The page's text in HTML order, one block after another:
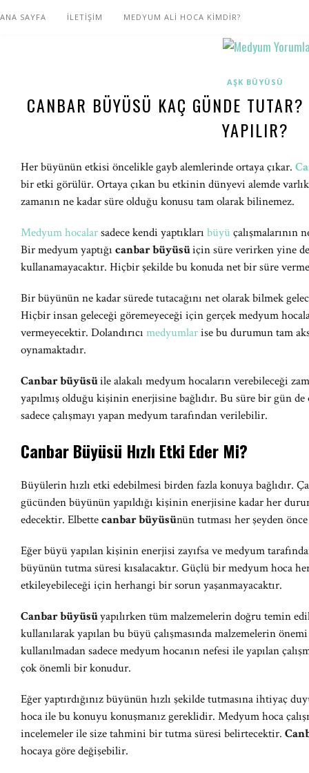
ANA SAYFA İLETİŞİM MEDYUM ALİ HOCA KİMDİR?
AŞK BÜYÜSÜ
CANBAR BÜYÜSÜ KAÇ GÜNDE
YAPILIR?
Her büyünün etkisi öncelikle gayb alemlerinde ortaya çıkar.
bir etki görülür. Ortaya çıkan bu etkinin dünyevi alemde
zamanın ne kadar süre olduğu konusu tam olarak bilinemez.
Medyum hocalarsadece kendi yaptıkları büyü çalışmalarının
Bir medyum yaptığı canbar büyüsüiçin süre verirken yine
kullanamayacaktır. Hiçbir şekilde bu konuda net bir süre
Bir büyünün ne kadar sürede tutacağını net olarak bilmek
Hiçbir insan geleceği göremeyeceği için gerçek medyum
vermeyecektir. Dolandırıcı medyumlarise bu durumun tam
oynamaktadır.
Canbar büyüsüile alakalı medyum hocaların verebileceği
yapılmış olduğu kişinin enerjisine bağlıdır. Bu süre bir gün
sadece çalışmayı yapan medyum tarafından verilebilir.
Canbar Büyüsü Hızlı Etki Eder Mi?
Büyülerin hızlı etki edebilmesi birden fazla konuya bağlıdır.
gücünden büyünün yapıldığı kişinin enerjisine kadar her
edecektir. Elbettecanbar büyüsünün tutması her şeyden
Eğer büyü yapılan kişinin enerjisi zayıfsa ve medyum
büyünün tutma süresi kısalacaktır. Güçlü bir medyum hoca
etkileyebileceği için herhangi bir sorun yaşanmayacaktır.
Canbar büyüsüyapılırken tüm malzemelerin doğru temin
kullanılarak yapılan bu büyü çalışmasında malzemelerin
kullanılmadan sadece medyum hocanın nefesi ile yapılan
çok önemli bir konudur.
Eğer yaptırdığınız büyünün hızlı şekilde tutmasına ihtiyaç
hoca ile bu konuyu konuşmanız gereklidir. Medyum hoca
incelemeler ile size tahmini bir tutma süresi belirtecektir.
hocaya göre değişebilir.